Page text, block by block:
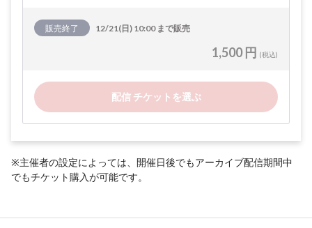
販売終了 12/21(日) 10:00 まで販売
1,500 円 (税込)
配信 チケットを選ぶ
※主催者の設定によっては、開催日後でもアーカイブ配信期間中
でもチケット購入が可能です。